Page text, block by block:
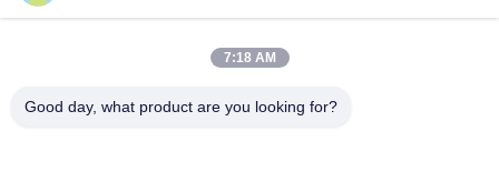
7:18 AM
Good day, what product are you looking for?